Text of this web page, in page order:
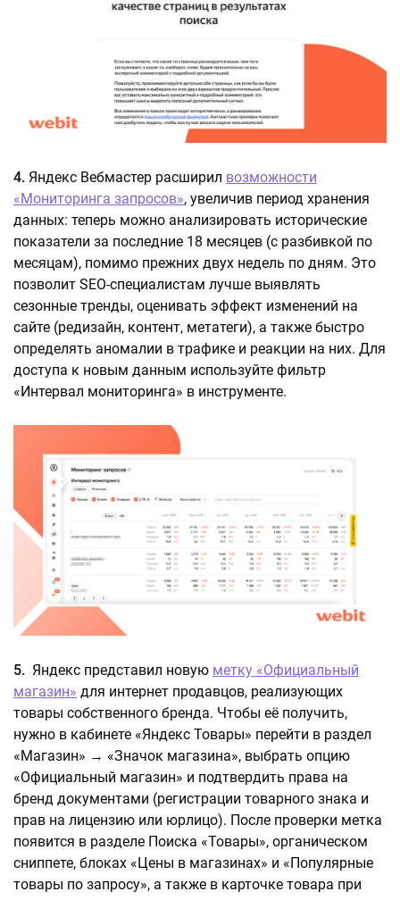
4. Яндекс Вебмастер расширил возможности
«Мониторинга запросов», увеличив период хранения
данных: теперь можно анализировать исторические
показатели за последние 18 месяцев (с разбивкой по
месяцам), помимо прежних двух недель по дням. Это
позволит SEO-специалистам лучше выявлять
сезонные тренды, оценивать эффект изменений на
сайте (редизайн, контент, метатеги), а также быстро
определять аномалии в трафике и реакции на них. Для
доступа к новым данным используйте фильтр
«Интервал мониторинга» в инструменте.
5. Яндекс представил новую метку «Официальный
магазин» для интернет продавцов, реализующих
товары собственного бренда. Чтобы её получить,
нужно в кабинете «Яндекс Товары» перейти в раздел
«Магазин» → «Значок магазина», выбрать опцию
«Официальный магазин» и подтвердить права на
бренд документами (регистрации товарного знака и
прав на лицензию или юрлицо). После проверки метка
появится в разделе Поиска «Товары», органическом
сниппете, блоках «Цены в магазинах» и «Популярные
товары по запросу», а также в карточке товара при